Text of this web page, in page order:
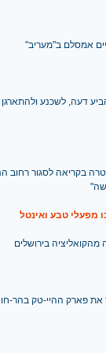
אמסלם ב"מעריב"
כי בלי הזכות להביע דעה,
עם המשטרה בקריאה לסגור
מפעלי טבע ואינטל
בירושלים
לסגור את פארק ההיי-טק